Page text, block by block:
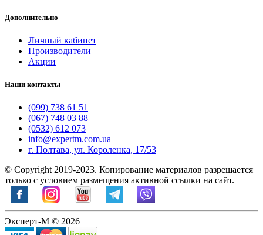
Дополнительно
Личный кабинет
Производители
Акции
Наши контакты
(099) 738 61 51
(067) 748 03 88
(0532) 612 073
info@expertm.com.ua
г. Полтава, ул. Короленка, 17/53
© Copyright 2019-2023. Копирование материалов разрешается
только с условием размещения активной ссылки на сайт.
Эксперт-М © 2026